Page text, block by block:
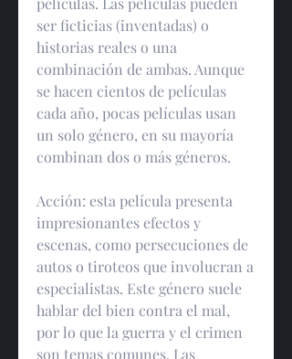
ser ficticias (inventadas) o
historias reales o una
combinación de ambas. Aunque
se hacen cientos de películas
cada año, pocas películas usan
un solo género, en su mayoría
combinan dos o más géneros.
Acción: esta película presenta
impresionantes efectos y
escenas, como persecuciones de
autos o tiroteos que involucran a
especialistas. Este género suele
hablar del bien contra el mal,
por lo que la guerra y el crimen
son temas comunes. Las